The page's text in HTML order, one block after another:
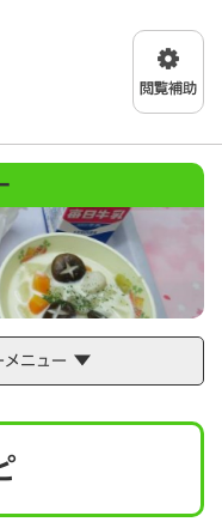
文へ
メニュー